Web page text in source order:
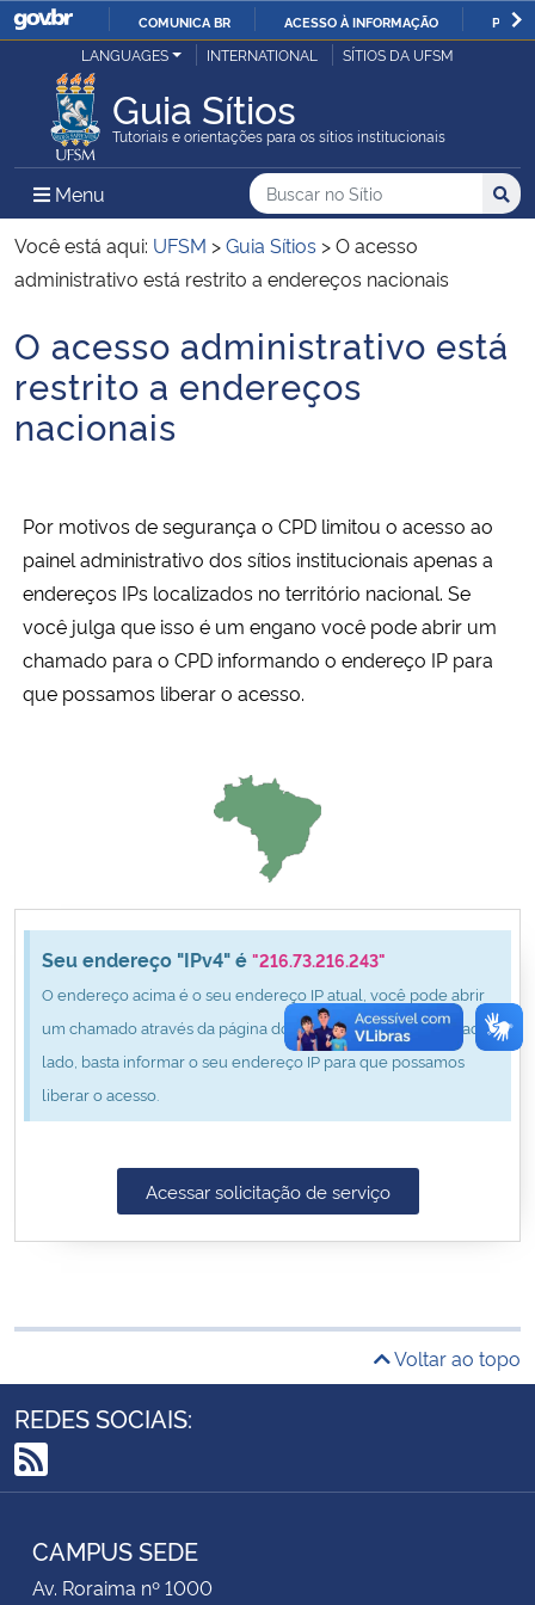
IR
O
COMUNICA BR ACESSO À INFORMAÇÃO
Ministério da Justiça e Segurança Pública
Ministério da Defesa
Ministério das Relações Exteriores
Ministério da Infraestrutura
Ministério da Agricultura, Pecuária e Abastecimento
Ministério da Cidadania
Ministério da Saúde
Ministério do Desenvolvimento Regional
Controladoria-Geral da União
Ministério da Mulher, da Família e dos Direitos Humanos
Secretaria-Geral
Secretaria de Governo
Planalto
LANGUAGES INTERNATIONAL SÍTIOS DA UFSM
Guia Sítios
Tutoriais e orientações para os sítios institucionais
Menu Menu Principal do Sítio
Busca
Buscar no no Sítio
Busca:
Você está aqui: UFSM >Guia Sítios >O acesso
administrativo está restrito a endereços nacionais
Início do conteúdo
O acesso administrativo está
restrito a endereços
nacionais
Por motivos de segurança o CPD limitou o acesso ao
painel administrativo dos sítios institucionais apenas a
endereços IPs localizados no território nacional. Se
você julga que isso é um engano você pode abrir um
chamado para o CPD informando o endereço IP para
que possamos liberar o acesso.
Seu endereço "IPv4" é "216.73.216.243"
O endereço acima é o seu endereço IP atual, você pode abrir
um chamado através da página do CPD clicando no botão ao
lado, basta informar o seu endereço IP para que possamos
liberar o acesso.
Acessar solicitação de serviço
Voltar ao topo
REDES SOCIAIS:
RSS
CAMPUS SEDE
Av. Roraima nº 1000